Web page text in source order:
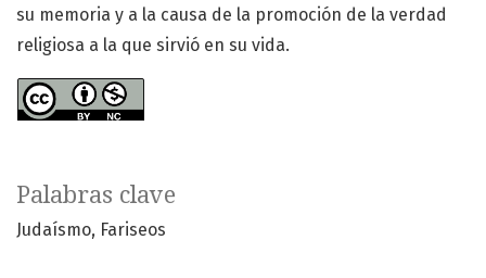
Palabras clave
Judaísmo Fariseos
su memoria y a la causa de la promoción de la verdad
religiosa a la que sirvió en su vida.